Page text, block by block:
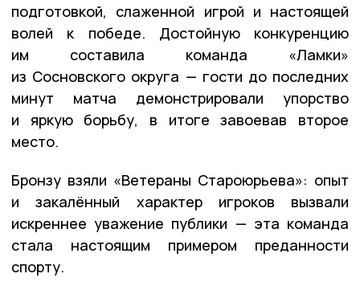
подготовкой, слаженной игрой и настоящей
волей к победе. Достойную конкуренцию
им составила команда «Ламки»
из Сосновского округа — гости до последних
минут матча демонстрировали упорство
и яркую борьбу, в итоге завоевав второе
место.
Бронзу взяли «Ветераны Староюрьева»: опыт
и закалённый характер игроков вызвали
искреннее уважение публики — эта команда
стала настоящим примером преданности
спорту.